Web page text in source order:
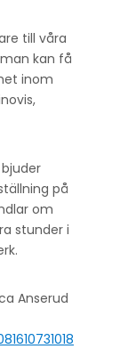
till våra
kan få
inom
på
om
stunder i
Anserud